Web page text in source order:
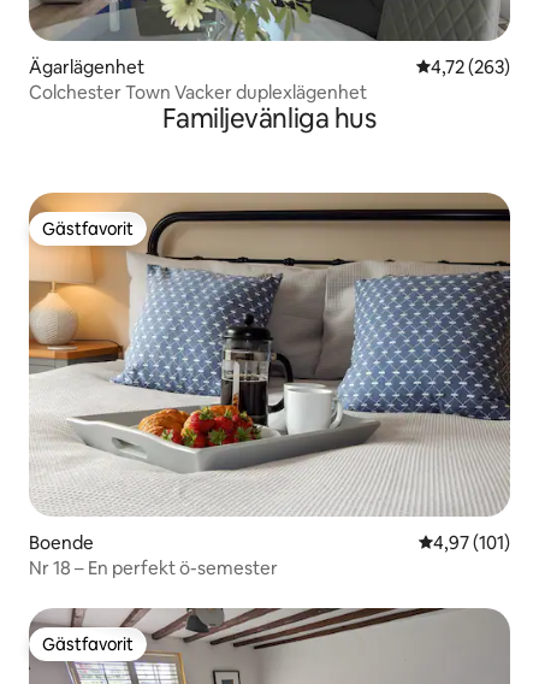
Ägarlägenhet 4,72 av 5 i
4,72 (263)
Colchester Town Vacker duplexlägenhet
Familjevänliga hus
Gästfavorit
Gästfavorit
Boende 4,97 av 5 i
4,97 (101)
Nr 18 – En perfekt ö-semester
Gästfavorit
Gästfavorit